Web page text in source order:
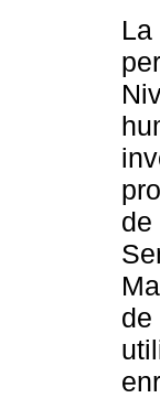
de
de